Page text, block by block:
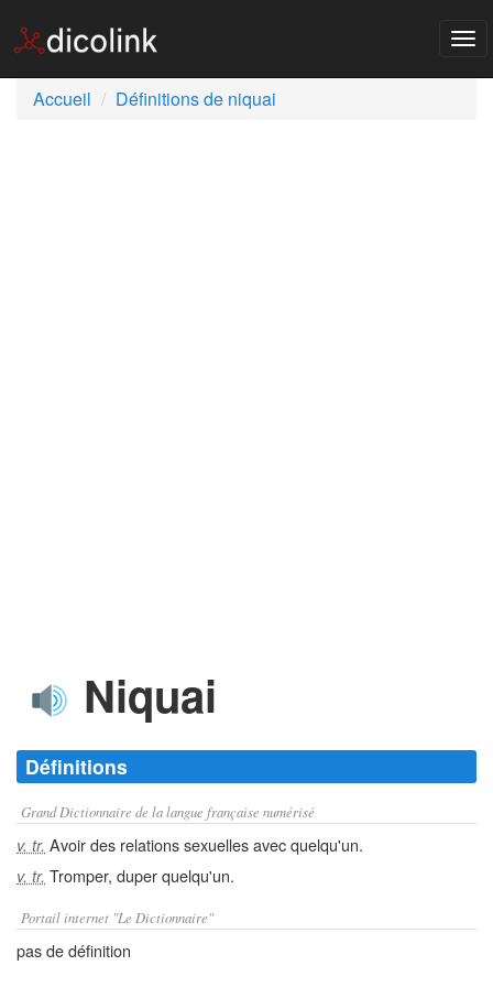
Accueil
Définitions de niquai
Niquai
Définitions
Grand Dictionnaire de la langue française numérisé
v. tr. Avoir des relations sexuelles avec quelqu'un.
v. tr. Tromper, duper quelqu'un.
Portail internet "Le Dictionnaire"
pas de définition